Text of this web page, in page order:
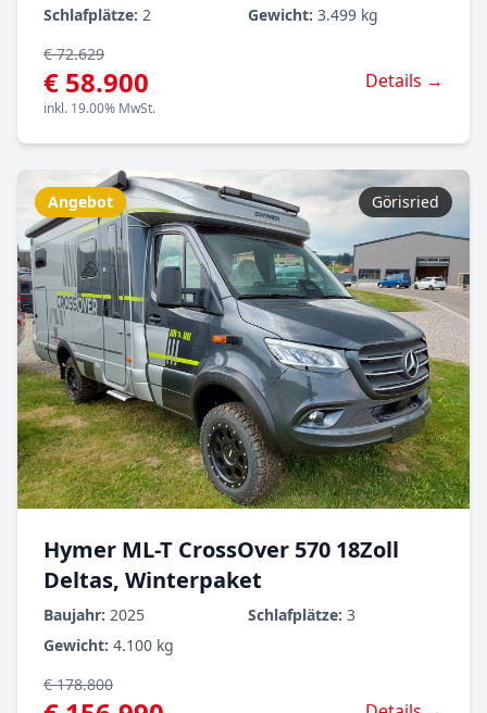
Schlafplätze: 2 Gewicht: 3.499 kg
€ 72.629
€ 58.900
inkl. 19.00% MwSt.
Details →
Angebot Görisried
Hymer ML-T CrossOver 570 18Zoll
Deltas, Winterpaket
Baujahr: 2025 Schlafplätze: 3
Gewicht: 4.100 kg
€ 178.800